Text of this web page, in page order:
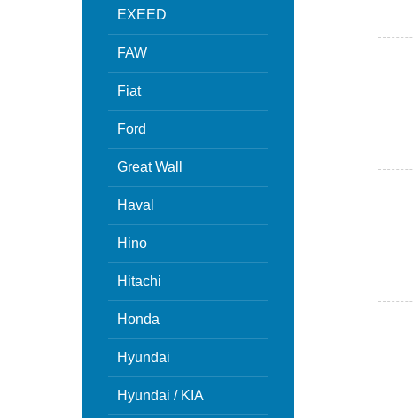
EXEED
FAW
Fiat
Ford
Great Wall
Haval
Hino
Hitachi
Honda
Hyundai
Hyundai / KIA